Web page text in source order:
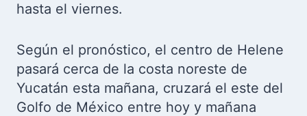
hasta el viernes.
Según el pronóstico, el centro de Helene
pasará cerca de la costa noreste de
Yucatán esta mañana, cruzará el este del
Golfo de México entre hoy y mañana